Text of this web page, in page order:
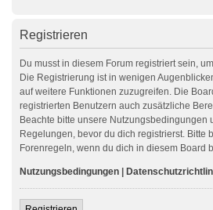
Registrieren
Du musst in diesem Forum registriert sein,
Die Registrierung ist in wenigen
auf weitere Funktionen zuzugreifen. Die
registrierten Benutzern auch zusätzliche
Beachte bitte unsere Nutzungsbedingungen
Regelungen, bevor du dich registrierst. Bitte
Forenregeln, wenn du dich in diesem Board
Nutzungsbedingungen